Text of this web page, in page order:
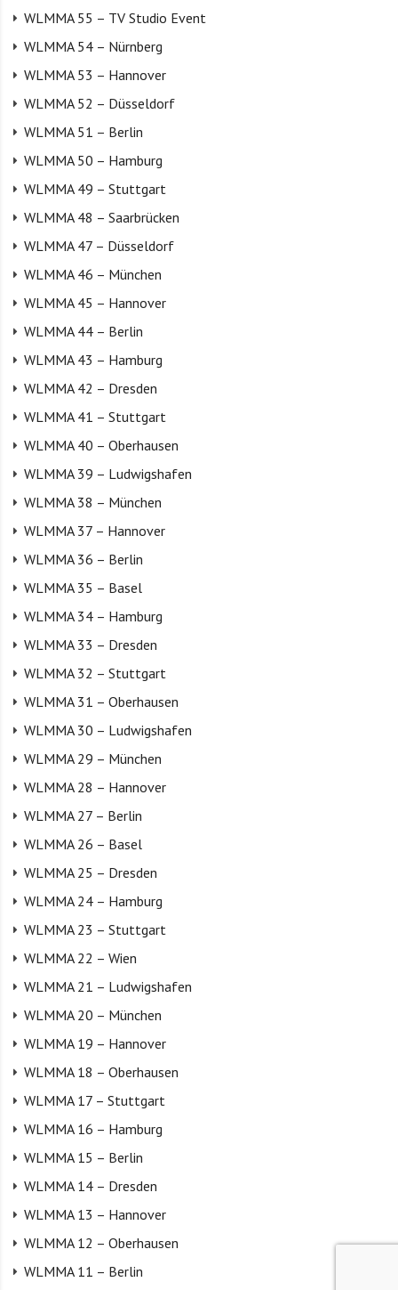
WLMMA 55 – TV Studio Event
WLMMA 54 – Nürnberg
WLMMA 53 – Hannover
WLMMA 52 – Düsseldorf
WLMMA 51 – Berlin
WLMMA 50 – Hamburg
WLMMA 49 – Stuttgart
WLMMA 48 – Saarbrücken
WLMMA 47 – Düsseldorf
WLMMA 46 – München
WLMMA 45 – Hannover
WLMMA 44 – Berlin
WLMMA 43 – Hamburg
WLMMA 42 – Dresden
WLMMA 41 – Stuttgart
WLMMA 40 – Oberhausen
WLMMA 39 – Ludwigshafen
WLMMA 38 – München
WLMMA 37 – Hannover
WLMMA 36 – Berlin
WLMMA 35 – Basel
WLMMA 34 – Hamburg
WLMMA 33 – Dresden
WLMMA 32 – Stuttgart
WLMMA 31 – Oberhausen
WLMMA 30 – Ludwigshafen
WLMMA 29 – München
WLMMA 28 – Hannover
WLMMA 27 – Berlin
WLMMA 26 – Basel
WLMMA 25 – Dresden
WLMMA 24 – Hamburg
WLMMA 23 – Stuttgart
WLMMA 22 – Wien
WLMMA 21 – Ludwigshafen
WLMMA 20 – München
WLMMA 19 – Hannover
WLMMA 18 – Oberhausen
WLMMA 17 – Stuttgart
WLMMA 16 – Hamburg
WLMMA 15 – Berlin
WLMMA 14 – Dresden
WLMMA 13 – Hannover
WLMMA 12 – Oberhausen
WLMMA 11 – Berlin